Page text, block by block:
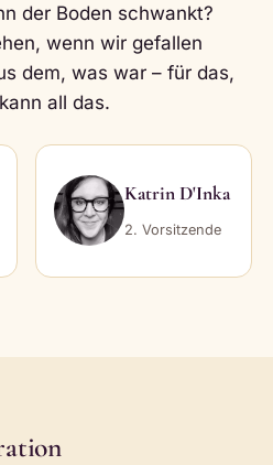
der Boden schwankt?
wenn wir gefallen
dem, was war – für das,
all das.
Katrin D'Inka
2. Vorsitzende